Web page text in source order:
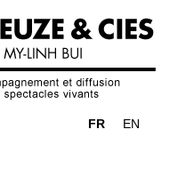
FR EN